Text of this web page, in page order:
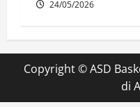
24/05/2026
Copyright © ASD
di